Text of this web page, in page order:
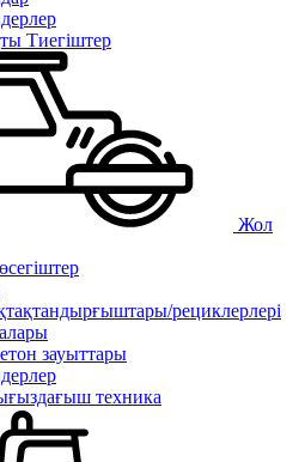
Тиегіштер
Жол
рециклерлері
зауыттары
техника